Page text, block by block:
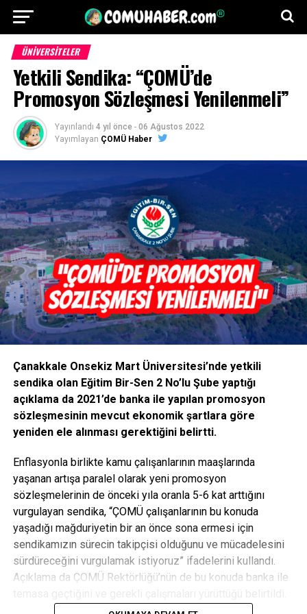
ÜNIVERSITELER
Yetkili Sendika: “ÇOMÜ’de
Promosyon Sözleşmesi Yenilenmeli”
Yayınlandı 4 yıl önce - 06 Ağustos 2022
Yayımlayan ÇOMÜ Haber
Çanakkale Onsekiz Mart Üniversitesi’nde yetkili
sendika olan Eğitim Bir-Sen 2 No’lu Şube yaptığı
açıklama da 2021’de banka ile yapılan promosyon
sözleşmesinin mevcut ekonomik şartlara göre
yeniden ele alınması gerektiğini belirtti.
Enflasyonla birlikte kamu çalışanlarının maaşlarında
yaşanan artışa paralel olarak yeni promosyon
sözleşmelerinin de önceki yıla oranla 5-6 kat arttığını
vurgulayan sendika, “ÇOMÜ çalışanlarının bu konuda
yaşadığı mağduriyetin bir an önce sona ermesi için
sendikamızın sürecin takipçisi olduğunu ve mücadelesini
sürdüreceğini vurgulamak istiyoruz” ifadelerini kullandı.
Açıklama da ÇOMÜ Rektörlüğü’nün de bu konuda banka ile